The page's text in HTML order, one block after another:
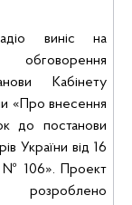
виніс на
Кабінету
«Про внесення
до постанови
України від 16
№ 106». Проект